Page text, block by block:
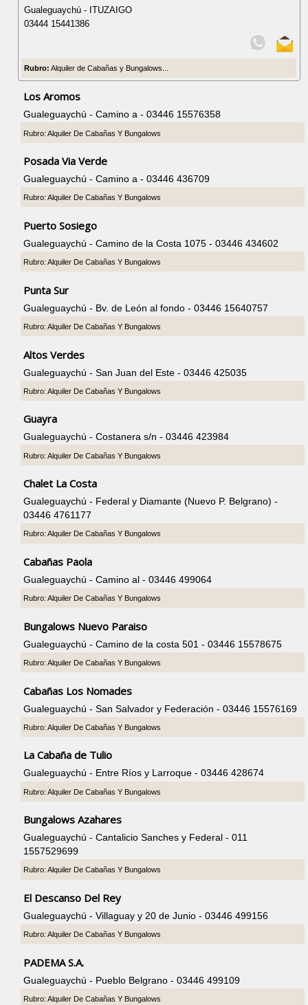
Gualeguaychú - ITUZAIGO
03444 15441386
Rubro: Alquiler de Cabañas y Bungalows...
Los Aromos
Gualeguaychú - Camino a - 03446 15576358
Rubro: Alquiler De Cabañas Y Bungalows
Posada Via Verde
Gualeguaychú - Camino a - 03446 436709
Rubro: Alquiler De Cabañas Y Bungalows
Puerto Sosiego
Gualeguaychú - Camino de la Costa 1075 - 03446 434602
Rubro: Alquiler De Cabañas Y Bungalows
Punta Sur
Gualeguaychú - Bv. de León al fondo - 03446 15640757
Rubro: Alquiler De Cabañas Y Bungalows
Altos Verdes
Gualeguaychú - San Juan del Este - 03446 425035
Rubro: Alquiler De Cabañas Y Bungalows
Guayra
Gualeguaychú - Costanera s/n - 03446 423984
Rubro: Alquiler De Cabañas Y Bungalows
Chalet La Costa
Gualeguaychú - Federal y Diamante (Nuevo P. Belgrano) -
03446 4761177
Rubro: Alquiler De Cabañas Y Bungalows
Cabañas Paola
Gualeguaychú - Camino al - 03446 499064
Rubro: Alquiler De Cabañas Y Bungalows
Bungalows Nuevo Paraiso
Gualeguaychú - Camino de la costa 501 - 03446 15578675
Rubro: Alquiler De Cabañas Y Bungalows
Cabañas Los Nomades
Gualeguaychú - San Salvador y Federación - 03446 15576169
Rubro: Alquiler De Cabañas Y Bungalows
La Cabaña de Tulio
Gualeguaychú - Entre Ríos y Larroque - 03446 428674
Rubro: Alquiler De Cabañas Y Bungalows
Bungalows Azahares
Gualeguaychú - Cantalicio Sanches y Federal - 011
1557529699
Rubro: Alquiler De Cabañas Y Bungalows
El Descanso Del Rey
Gualeguaychú - Villaguay y 20 de Junio - 03446 499156
Rubro: Alquiler De Cabañas Y Bungalows
PADEMA S.A.
Gualeguaychú - Pueblo Belgrano - 03446 499109
Rubro: Alquiler De Cabañas Y Bungalows